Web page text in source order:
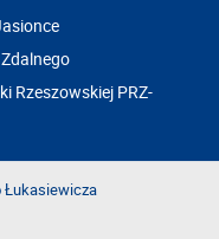
Rzeszowskiej PRZ-
Łukasiewicza